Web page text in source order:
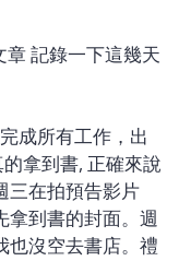
章 記錄一下這幾天
成所有工作，出
拿到書, 正確來說
三在拍預告影片
拿到書的封面。週
也沒空去書店。禮